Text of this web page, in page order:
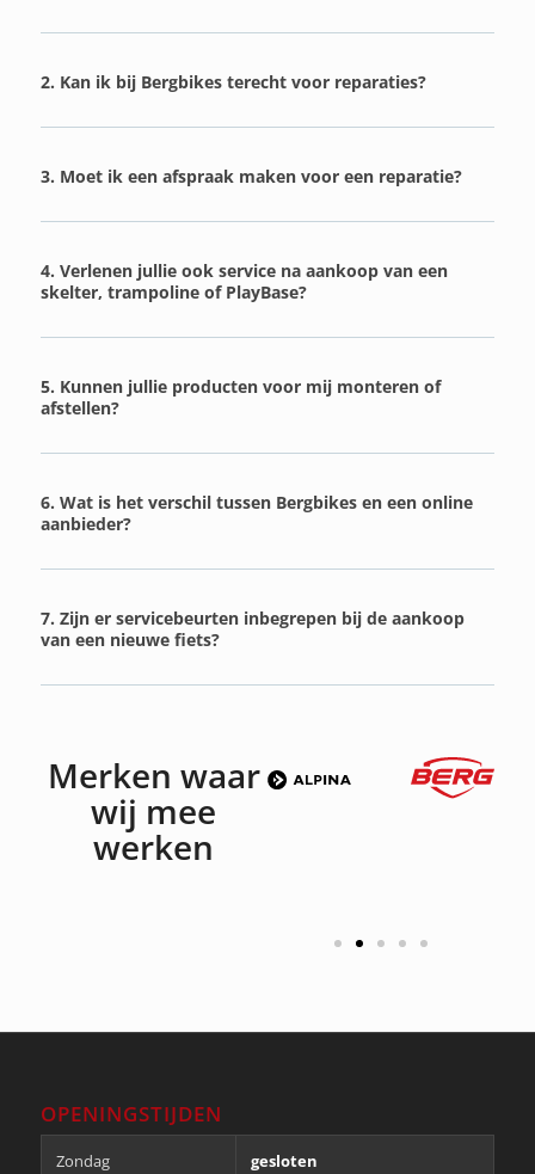
2. Kan ik bij Bergbikes terecht voor reparaties?
3. Moet ik een afspraak maken voor een reparatie?
4. Verlenen jullie ook service na aankoop van een
skelter, trampoline of PlayBase?
5. Kunnen jullie producten voor mij monteren of
afstellen?
6. Wat is het verschil tussen Bergbikes en een online
aanbieder?
7. Zijn er servicebeurten inbegrepen bij de aankoop
van een nieuwe fiets?
Merken waar
wij mee
werken
OPENINGSTIJDEN
Zondag gesloten